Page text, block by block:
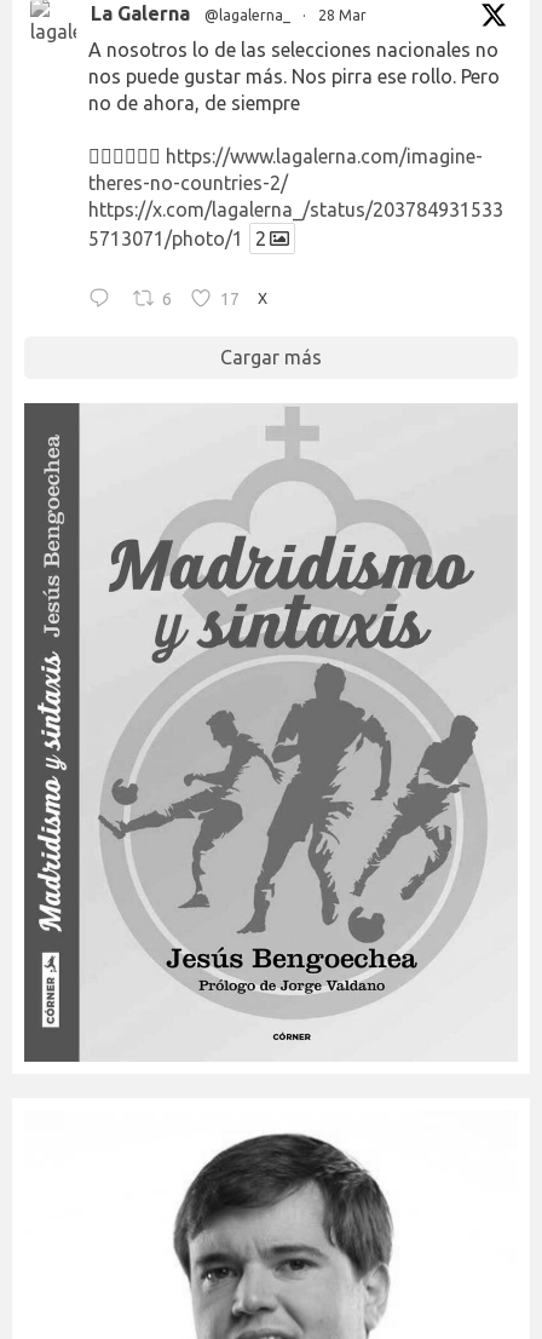
La Galerna @lagalerna_ · 28 Mar
A nosotros lo de las selecciones nacionales no
nos puede gustar más. Nos pirra ese rollo. Pero
no de ahora, de siempre
👉🏻👉🏻👉🏻 https://www.lagalerna.com/imagine-
theres-no-countries-2/
https://x.com/lagalerna_/status/203784931533
5713071/photo/1
2
6 17 X
Cargar más